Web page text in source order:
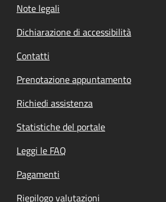
Note legali
Dichiarazione di accessibilità
Contatti
Prenotazione appuntamento
Richiedi assistenza
Statistiche del portale
Leggi le FAQ
Pagamenti
Riepilogo valutazioni